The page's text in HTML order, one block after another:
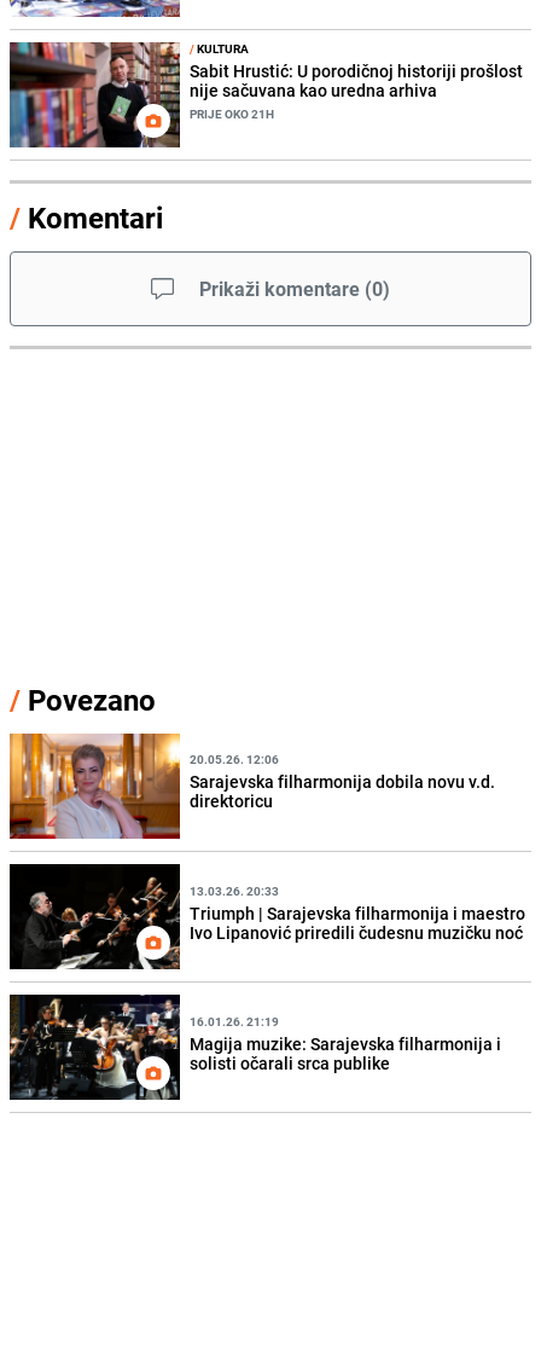
/KULTURA
Sabit Hrustić: U porodičnoj historiji prošlost
nije sačuvana kao uredna arhiva
PRIJE OKO 21H
/ Komentari
Prikaži komentare (0)
/ Povezano
20.05.26. 12:06
Sarajevska filharmonija dobila novu v.d.
direktoricu
13.03.26. 20:33
Triumph | Sarajevska filharmonija i maestro
Ivo Lipanović priredili čudesnu muzičku noć
16.01.26. 21:19
Magija muzike: Sarajevska filharmonija i
solisti očarali srca publike